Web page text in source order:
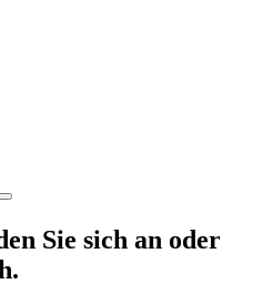
Sie sich an oder